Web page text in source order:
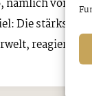
nämlich von
Die stärkste
reagiert